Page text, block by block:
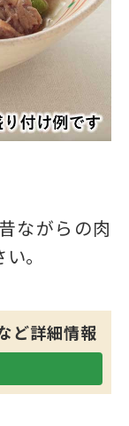
ながらの肉
。
ど詳細情報